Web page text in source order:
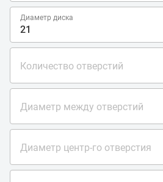
Диаметр диска
Количество отверстий
Диаметр между отверстий
Диаметр центр-го отверстия